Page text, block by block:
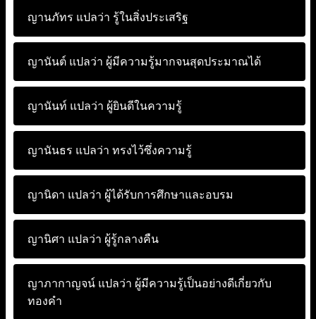
ญานภัทร แปลว่า รู้ในสิ่งประเสริฐ
ญานันต์ แปลว่า ผู้มีความรู้มากจนสุดประมาณได้
ญานันท์ แปลว่า ผู้ยินดีในความรู้
ญานันธร แปลว่า ทรงไว้ซึ่งความรู้
ญานิดา แปลว่า ผู้ได้รับการศึกษาและอบรม
ญานิศา แปลว่า ผู้รู้กลางคืน
ญาภากาญจน์ แปลว่า ผู้มีความรู้เป็นอย่างดีเกี่ยวกับ
ทองคำ